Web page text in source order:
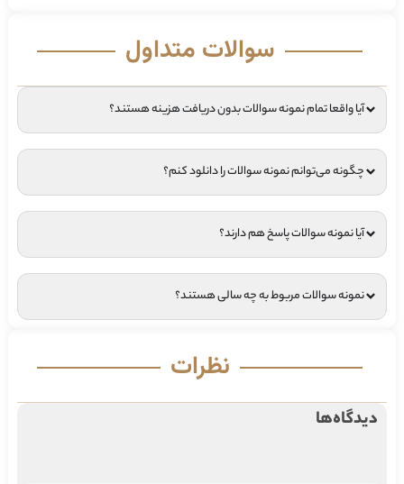
سوالات متداول
آیا واقعا تمام نمونه سوالات بدون دریافت هزینه هستند؟
چگونه می‌توانم نمونه سوالات را دانلود کنم؟
آیا نمونه سوالات پاسخ هم دارند؟
نمونه سوالات مربوط به چه سالی هستند؟
نظرات
دیدگاه‌ها